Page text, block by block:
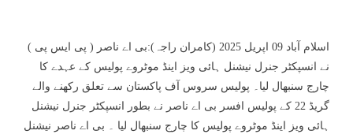
اسلام آباد 09 اپریل 2025 (کامران راجہ):بی اے ناصر ( پی ایس پی )
نے انسپکٹر جنرل نیشنل ہائی ویز اینڈ موٹروے پولیس کے عہدے کا
چارج سنبھال لیا۔ پولیس سروس آف پاکستان سے تعلق رکھنے والے
گریڈ 22 کے پولیس افسر بی اے ناصر نے بطور انسپکٹر جنرل نیشنل
ہائی ویز اینڈ موٹروے پولیس کا چارج سنبھال لیا ۔ بی اے ناصر نیشنل